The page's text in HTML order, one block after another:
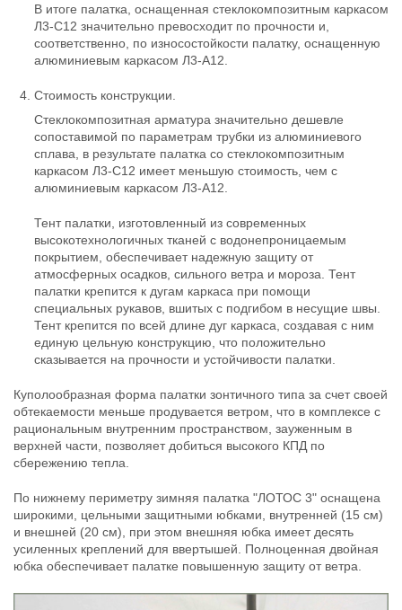
В итоге палатка, оснащенная стеклокомпозитным каркасом
Л3-С12 значительно превосходит по прочности и,
соответственно, по износостойкости палатку, оснащенную
алюминиевым каркасом Л3-А12.
Стоимость конструкции.
Стеклокомпозитная арматура значительно дешевле
сопоставимой по параметрам трубки из алюминиевого
сплава, в результате палатка со стеклокомпозитным
каркасом Л3-С12 имеет меньшую стоимость, чем с
алюминиевым каркасом Л3-А12.
Тент палатки, изготовленный из современных
высокотехнологичных тканей с водонепроницаемым
покрытием, обеспечивает надежную защиту от
атмосферных осадков, сильного ветра и мороза. Тент
палатки крепится к дугам каркаса при помощи
специальных рукавов, вшитых с подгибом в несущие швы.
Тент крепится по всей длине дуг каркаса, создавая с ним
единую цельную конструкцию, что положительно
сказывается на прочности и устойчивости палатки.
Куполообразная форма палатки зонтичного типа за счет своей
обтекаемости меньше продувается ветром, что в комплексе с
рациональным внутренним пространством, зауженным в
верхней части, позволяет добиться высокого КПД по
сбережению тепла.
По нижнему периметру зимняя палатка "ЛОТОС 3" оснащена
широкими, цельными защитными юбками, внутренней (15 см)
и внешней (20 см), при этом внешняя юбка имеет десять
усиленных креплений для ввертышей. Полноценная двойная
юбка обеспечивает палатке повышенную защиту от ветра.